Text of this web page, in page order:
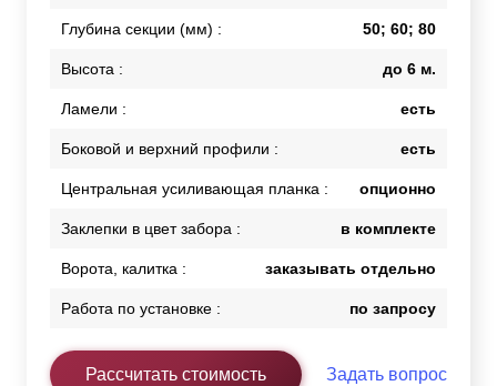
Глубина секции (мм) : 50; 60; 80
Высота : до 6 м.
Ламели : есть
Боковой и верхний профили : есть
Центральная усиливающая планка : опционно
Заклепки в цвет забора : в комплекте
Ворота, калитка : заказывать отдельно
Работа по установке : по запросу
Рассчитать стоимость Задать вопрос